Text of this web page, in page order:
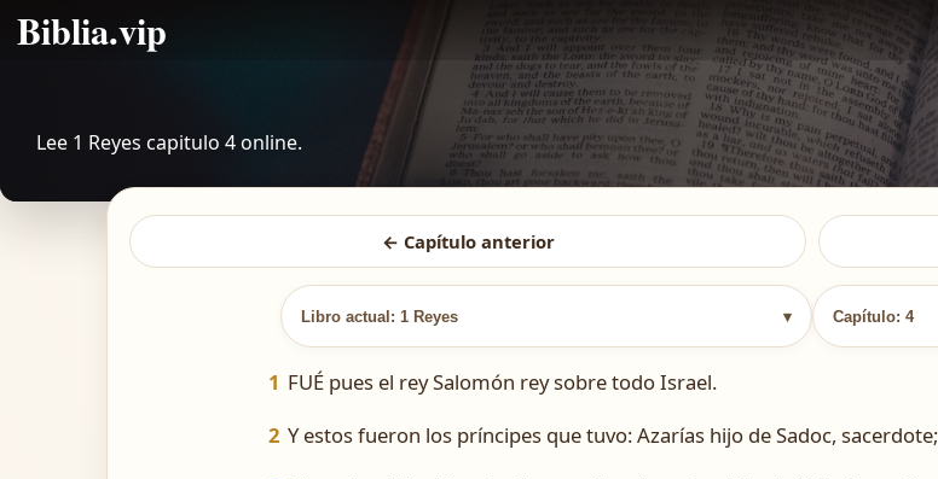
Biblia.vip
Lee 1 Reyes capitulo 4 online.
← Capítulo anterior
Libro actual: 1 Reyes ▾ Capítulo: 4
1 FUÉ pues el rey Salomón rey sobre todo Israel.
2 Y estos fueron los príncipes que tuvo: Azarías hijo de Sadoc, sacerdote;